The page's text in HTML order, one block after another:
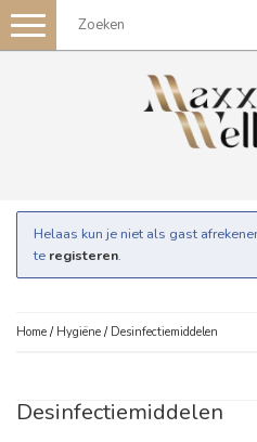
Toggle
navigation
Helaas kun je niet als gast
te registeren.
Home / Hygiëne / Desinfectiemiddelen
Desinfectiemiddelen